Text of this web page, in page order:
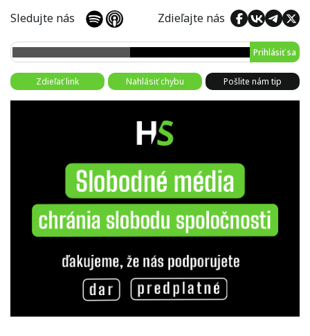
Sledujte nás Zdieľajte nás
Prihlásiť sa
Zdieľať link Nahlásiť chybu Pošlite nám tip